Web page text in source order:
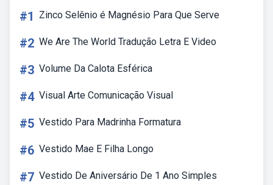
#1 Zinco Selênio é Magnésio Para Que Serve
#2 We Are The World Tradução Letra E Video
#3 Volume Da Calota Esférica
#4 Visual Arte Comunicação Visual
#5 Vestido Para Madrinha Formatura
#6 Vestido Mae E Filha Longo
#7 Vestido De Aniversário De 1 Ano Simples